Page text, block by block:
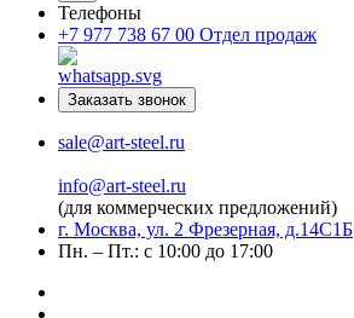
Телефоны
+7 977 738 67 00 Отдел продаж
Заказать звонок
sale@art-steel.ru
info@art-steel.ru
(для коммерческих предложений)
г. Москва, ул. 2 Фрезерная, д.14С1Б
Пн. – Пт.: с 10:00 до 17:00